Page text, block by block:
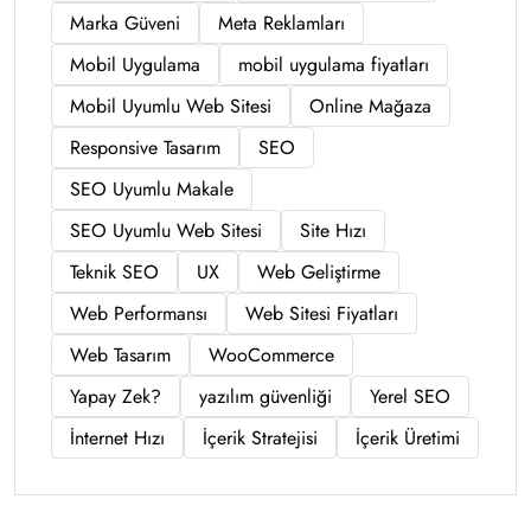
Marka Güveni
Meta Reklamları
Mobil Uygulama
mobil uygulama fiyatları
Mobil Uyumlu Web Sitesi
Online Mağaza
Responsive Tasarım
SEO
SEO Uyumlu Makale
SEO Uyumlu Web Sitesi
Site Hızı
Teknik SEO
UX
Web Geliştirme
Web Performansı
Web Sitesi Fiyatları
Web Tasarım
WooCommerce
Yapay Zek?
yazılım güvenliği
Yerel SEO
İnternet Hızı
İçerik Stratejisi İçerik Üretimi